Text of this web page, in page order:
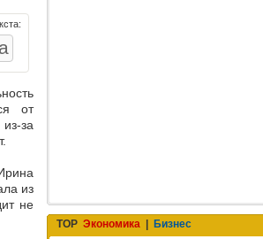
от
за
из
не
TOP Экономика
Бизнес